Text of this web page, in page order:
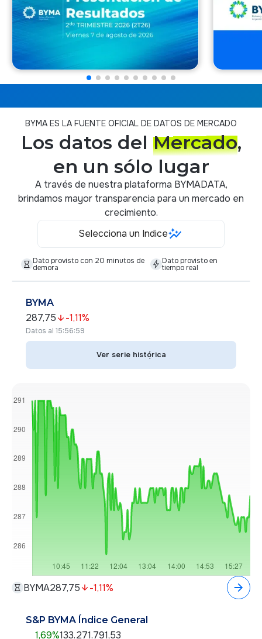
BYMA ES LA FUENTE OFICIAL DE DATOS DE MERCADO
Los datos del Mercado,
en un sólo lugar
A través de nuestra plataforma BYMADATA,
brindamos mayor transparencia para un mercado en
crecimiento.
Selecciona un Indice
Dato provisto con 20 minutos de
demora
Dato provisto en
tiempo real
BYMA
287,75 -1,11%
Datos al 15:56:59
Ver serie histórica
Ver serie histórica
BYMA287,75 -1,11%
S&P BYMA Índice General
133.271.791,53
1,69%